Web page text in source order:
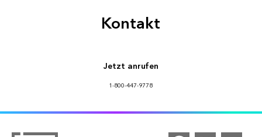
Kontakt
Jetzt anrufen
1-800-447-9778